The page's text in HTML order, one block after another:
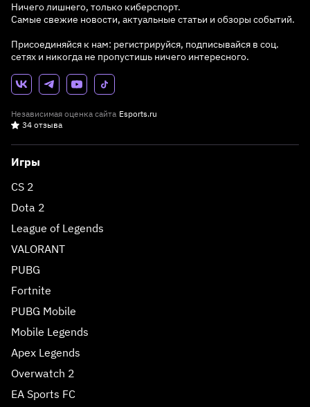
Ничего лишнего, только киберспорт.
Самые свежие новости, актуальные статьи и обзоры событий.
Присоединяйся к нам: регистрируйся, подписывайся в соц.
сетях и никогда не пропустишь ничего интересного.
Независимая оценка сайта Esports.ru
34 отзыва
Игры
CS 2
Dota 2
League of Legends
VALORANT
PUBG
Fortnite
PUBG Mobile
Mobile Legends
Apex Legends
Overwatch 2
EA Sports FC